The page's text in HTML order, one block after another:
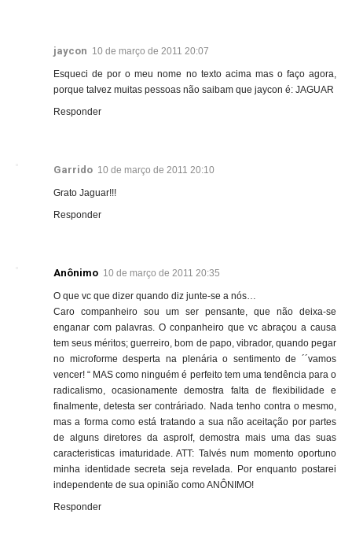
jaycon 10 de março de 2011 20:07
Esqueci de por o meu nome no texto acima mas o faço agora,
porque talvez muitas pessoas não saibam que jaycon é: JAGUAR
Responder
Garrido 10 de março de 2011 20:10
Grato Jaguar!!!
Responder
Anônimo 10 de março de 2011 20:35
O que vc que dizer quando diz junte-se a nós…
Caro companheiro sou um ser pensante, que não deixa-se
enganar com palavras. O conpanheiro que vc abraçou a causa
tem seus méritos; guerreiro, bom de papo, vibrador, quando pegar
no microforme desperta na plenária o sentimento de ´´vamos
vencer! “ MAS como ninguém é perfeito tem uma tendência para o
radicalismo, ocasionamente demostra falta de flexibilidade e
finalmente, detesta ser contráriado. Nada tenho contra o mesmo,
mas a forma como está tratando a sua não aceitação por partes
de alguns diretores da asprolf, demostra mais uma das suas
caracteristicas imaturidade. ATT: Talvés num momento oportuno
minha identidade secreta seja revelada. Por enquanto postarei
independente de sua opinião como ANÔNIMO!
Responder